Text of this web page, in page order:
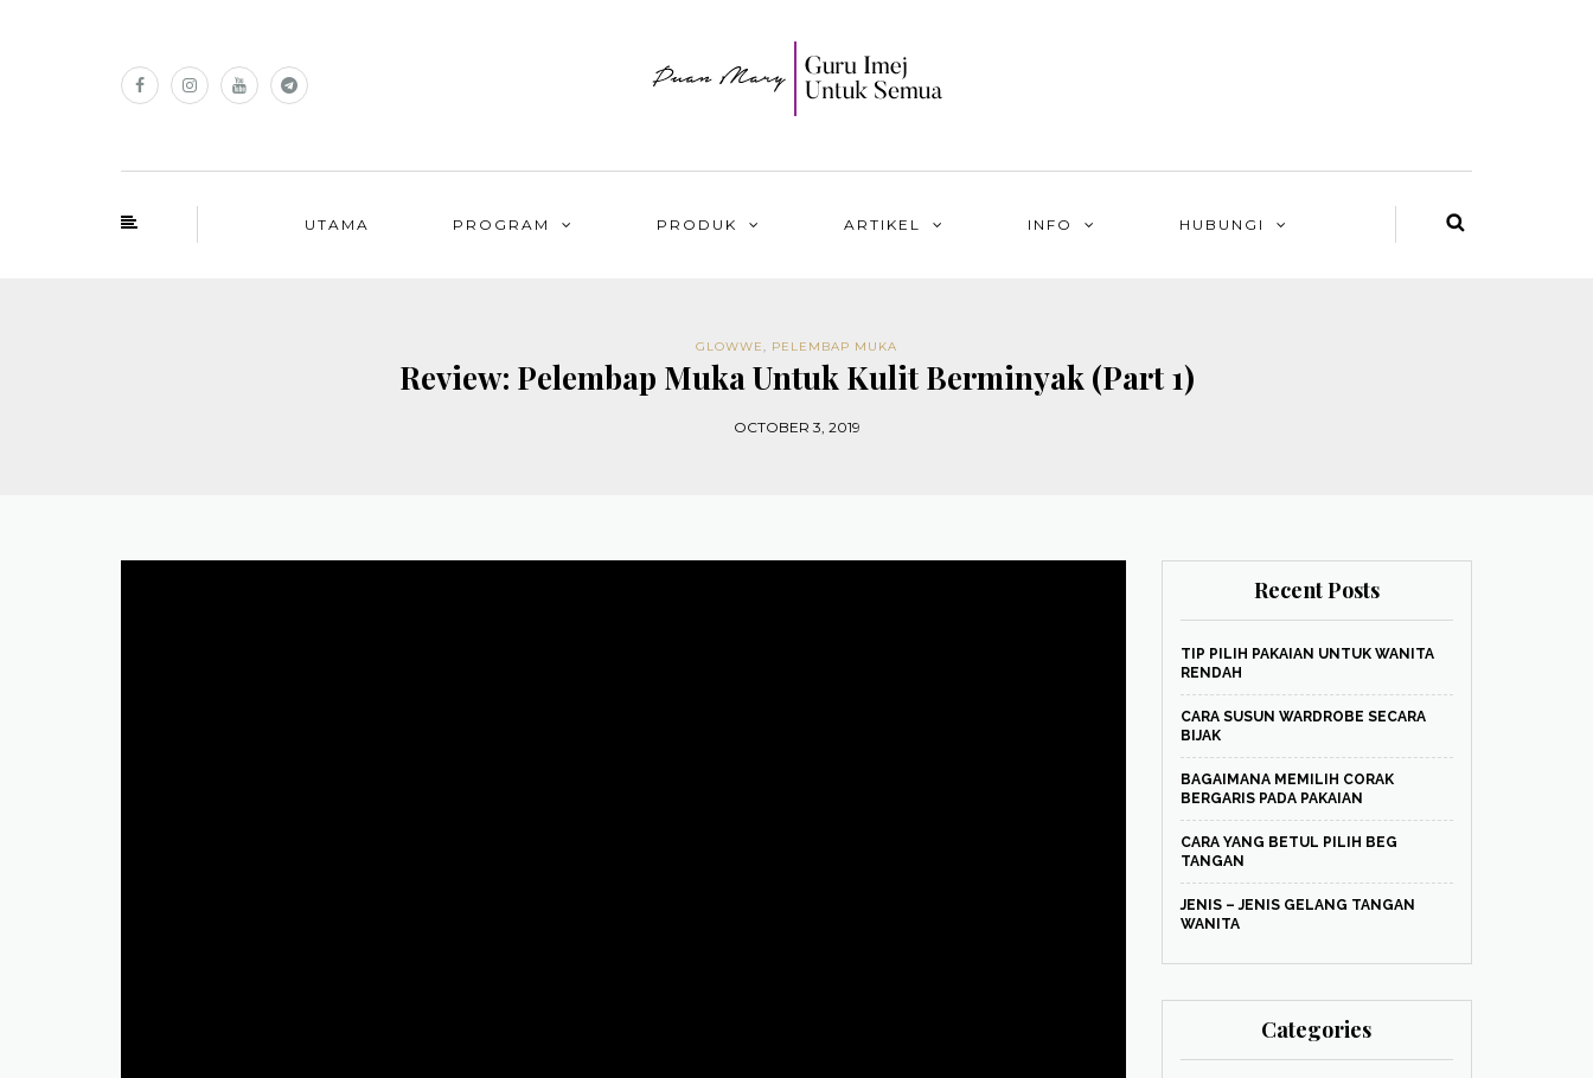
UTAMA PROGRAM PRODUK ARTIKEL INFO HUBUNGI
GLOWWE, PELEMBAP MUKA
Review: Pelembap Muka Untuk Kulit Berminyak (Part 1)
OCTOBER 3, 2019
Recent Posts
TIP PILIH PAKAIAN UNTUK WANITA
RENDAH
CARA SUSUN WARDROBE SECARA
BIJAK
BAGAIMANA MEMILIH CORAK
BERGARIS PADA PAKAIAN
CARA YANG BETUL PILIH BEG
TANGAN
JENIS – JENIS GELANG TANGAN
WANITA
Categories